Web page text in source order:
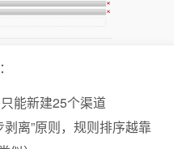
能新建25个渠道
剥离”原则，规则排序越靠